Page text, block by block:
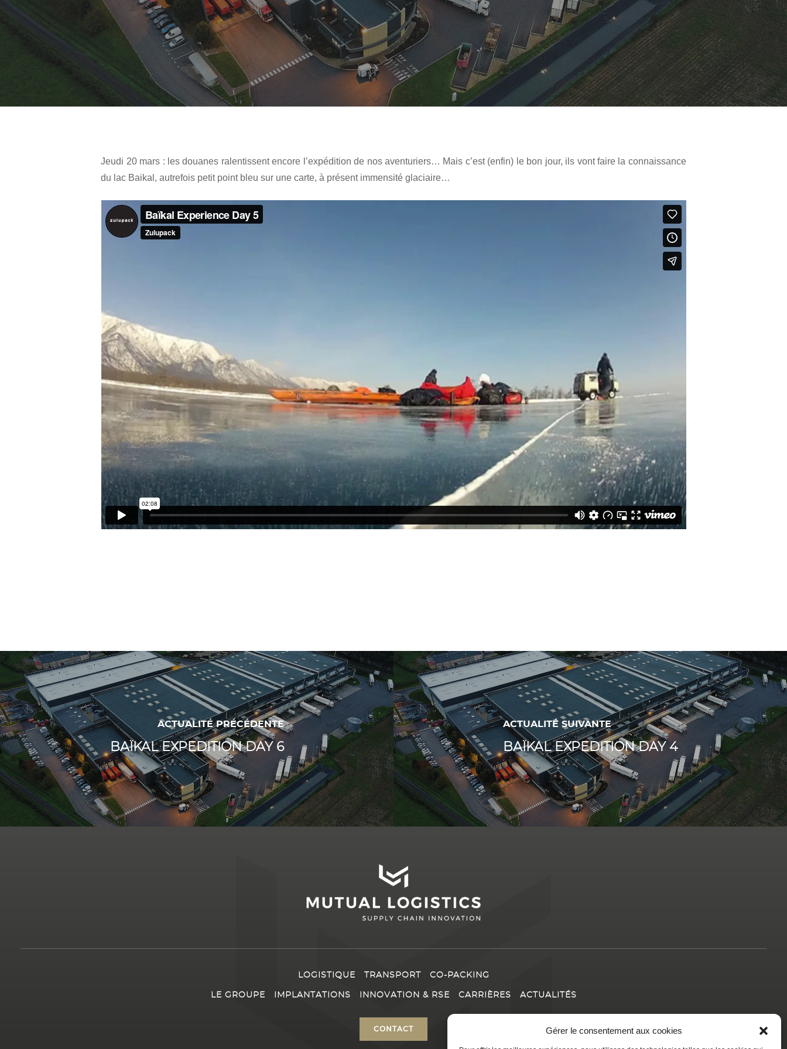
Gérer le consentement aux cookies
Jeudi 20 mars : les douanes ralentissent encore l’expédition de nos aventuriers… Mais c’est (enfin) le bon jour, ils vont faire la connaissance
du lac Baikal, autrefois petit point bleu sur une carte, à présent immensité glaciaire…
ACTUALITÉ PRÉCÉDENTE
BAÏKAL EXPEDITION DAY 6
ACTUALITÉ SUIVANTE
BAÏKAL EXPEDITION DAY 4
LOGISTIQUE TRANSPORT CO-PACKING
LE GROUPE IMPLANTATIONS INNOVATION & RSE CARRIÈRES ACTUALITÉS
CONTACT